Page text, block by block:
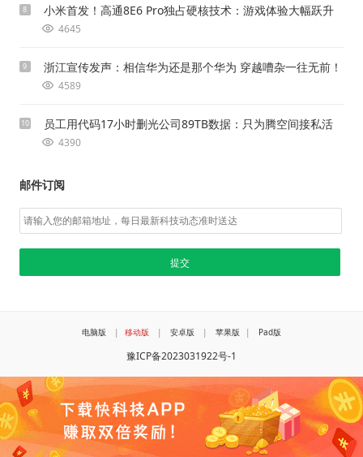
8 小米首发！高通8E6 Pro独占硬核技术：游戏体验大幅跃升
4645
9 浙江宣传发声：相信华为还是那个华为 穿越嘈杂一往无前！
4589
10 员工用代码17小时删光公司89TB数据：只为腾空间接私活
4390
邮件订阅
电脑版 | 移动版 | 安卓版 | 苹果版 | Pad版
豫ICP备2023031922号-1